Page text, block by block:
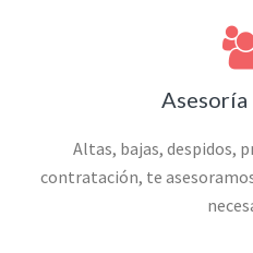
Asesoría
Altas, bajas, despidos,
contratación, te